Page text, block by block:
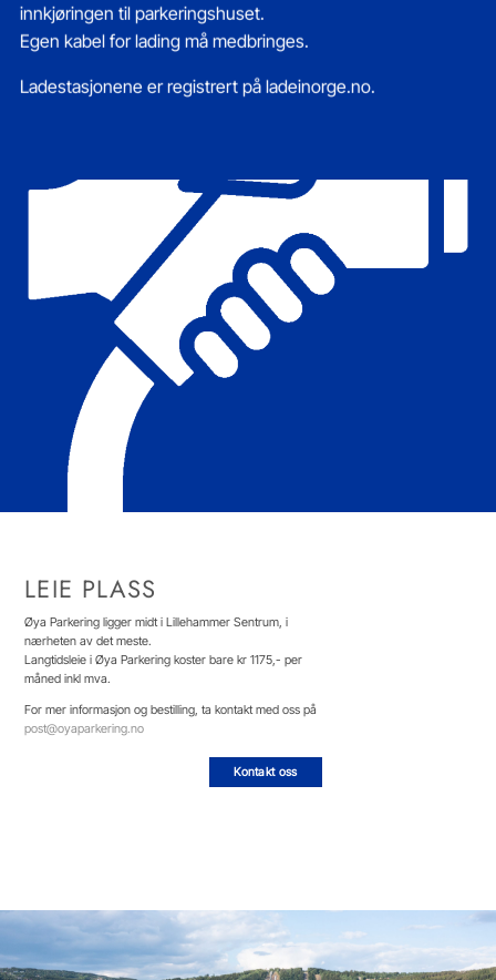
innkjøringen til parkeringshuset.
Egen kabel for lading må medbringes.
Ladestasjonene er registrert på ladeinorge.no.
LEIE PLASS
Øya Parkering ligger midt i Lillehammer Sentrum, i
nærheten av det meste.
Langtidsleie i Øya Parkering koster bare kr 1175,- per
måned inkl mva.
For mer informasjon og bestilling, ta kontakt med oss på
post@oyaparkering.no
Kontakt oss